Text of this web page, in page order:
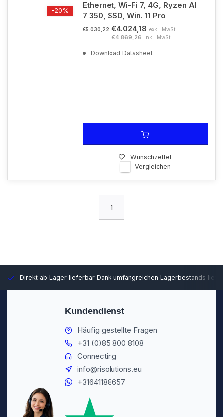
-20%
Ethernet, Wi-Fi 7, 4G, Ryzen AI
7 350, SSD, Win. 11 Pro
€5.030,22 €4.024,18 exkl. MwSt.
€4.869,26 Inkl. MwSt.
Download Datasheet
Wunschzettel
Vergleichen
1
Direkt ab Lager lieferbar Dank umfangreichen Lagerbestands
Kundendienst
Häufig gestellte Fragen
+31 (0)85 800 8108
Connecting
info@risolutions.eu
+31641188657